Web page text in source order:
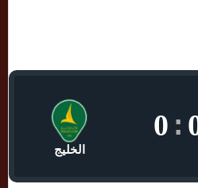
:
0
الخليج